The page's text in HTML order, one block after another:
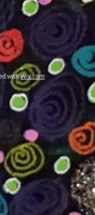
withWix.com